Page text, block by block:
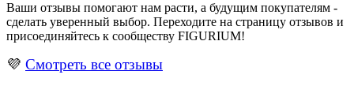
Ваши отзывы помогают нам расти, а будущим покупателям -
сделать уверенный выбор. Переходите на страницу отзывов и
присоединяйтесь к сообществу FIGURIUM!
💜 Смотреть все отзывы